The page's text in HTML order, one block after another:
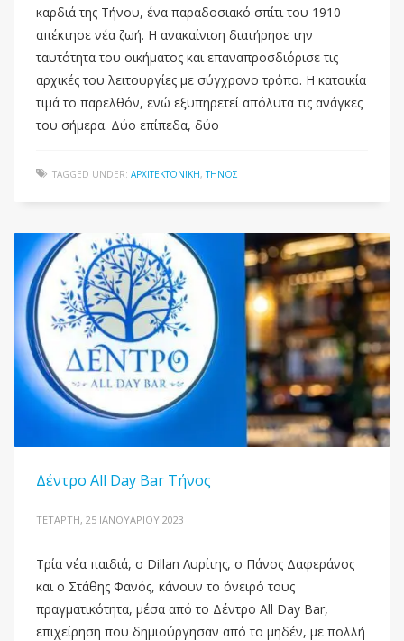
καρδιά της Τήνου, ένα παραδοσιακό σπίτι του 1910
απέκτησε νέα ζωή. Η ανακαίνιση διατήρησε την
ταυτότητα του οικήματος και επαναπροσδιόρισε τις
αρχικές του λειτουργίες με σύγχρονο τρόπο. Η κατοικία
τιμά το παρελθόν, ενώ εξυπηρετεί απόλυτα τις ανάγκες
του σήμερα. Δύο επίπεδα, δύο
TAGGED UNDER: ΑΡΧΙΤΕΚΤΟΝΙΚΉ,ΤΉΝΟΣ
Δέντρο All Day Bar Τήνος
ΤΕΤΆΡΤΗ, 25 ΙΑΝΟΥΑΡΊΟΥ 2023
Τρία νέα παιδιά, ο Dillan Λυρίτης, ο Πάνος Δαφεράνος
και ο Στάθης Φανός, κάνουν το όνειρό τους
πραγματικότητα, μέσα από το Δέντρο All Day Bar,
επιχείρηση που δημιούργησαν από το μηδέν, με πολλή